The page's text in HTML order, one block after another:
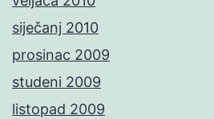
siječanj 2010
prosinac 2009
studeni 2009
listopad 2009